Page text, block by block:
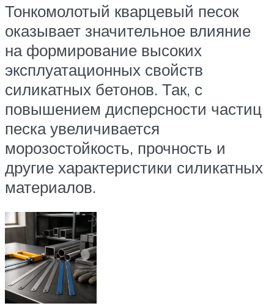
Тонкомолотый кварцевый песок
оказывает значительное влияние
на формирование высоких
эксплуатационных свойств
силикатных бетонов. Так, с
повышением дисперсности частиц
песка увеличивается
морозостойкость, прочность и
другие характеристики силикатных
материалов.